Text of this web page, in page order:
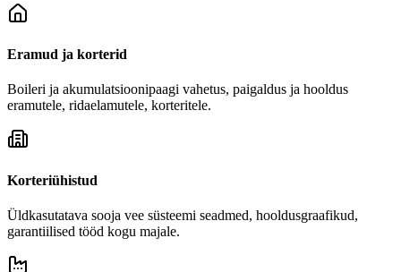
Eramud ja korterid
Boileri ja akumulatsioonipaagi vahetus, paigaldus ja hooldus
eramutele, ridaelamutele, korteritele.
Korteriühistud
Üldkasutatava sooja vee süsteemi seadmed, hooldusgraafikud,
garantiilised tööd kogu majale.